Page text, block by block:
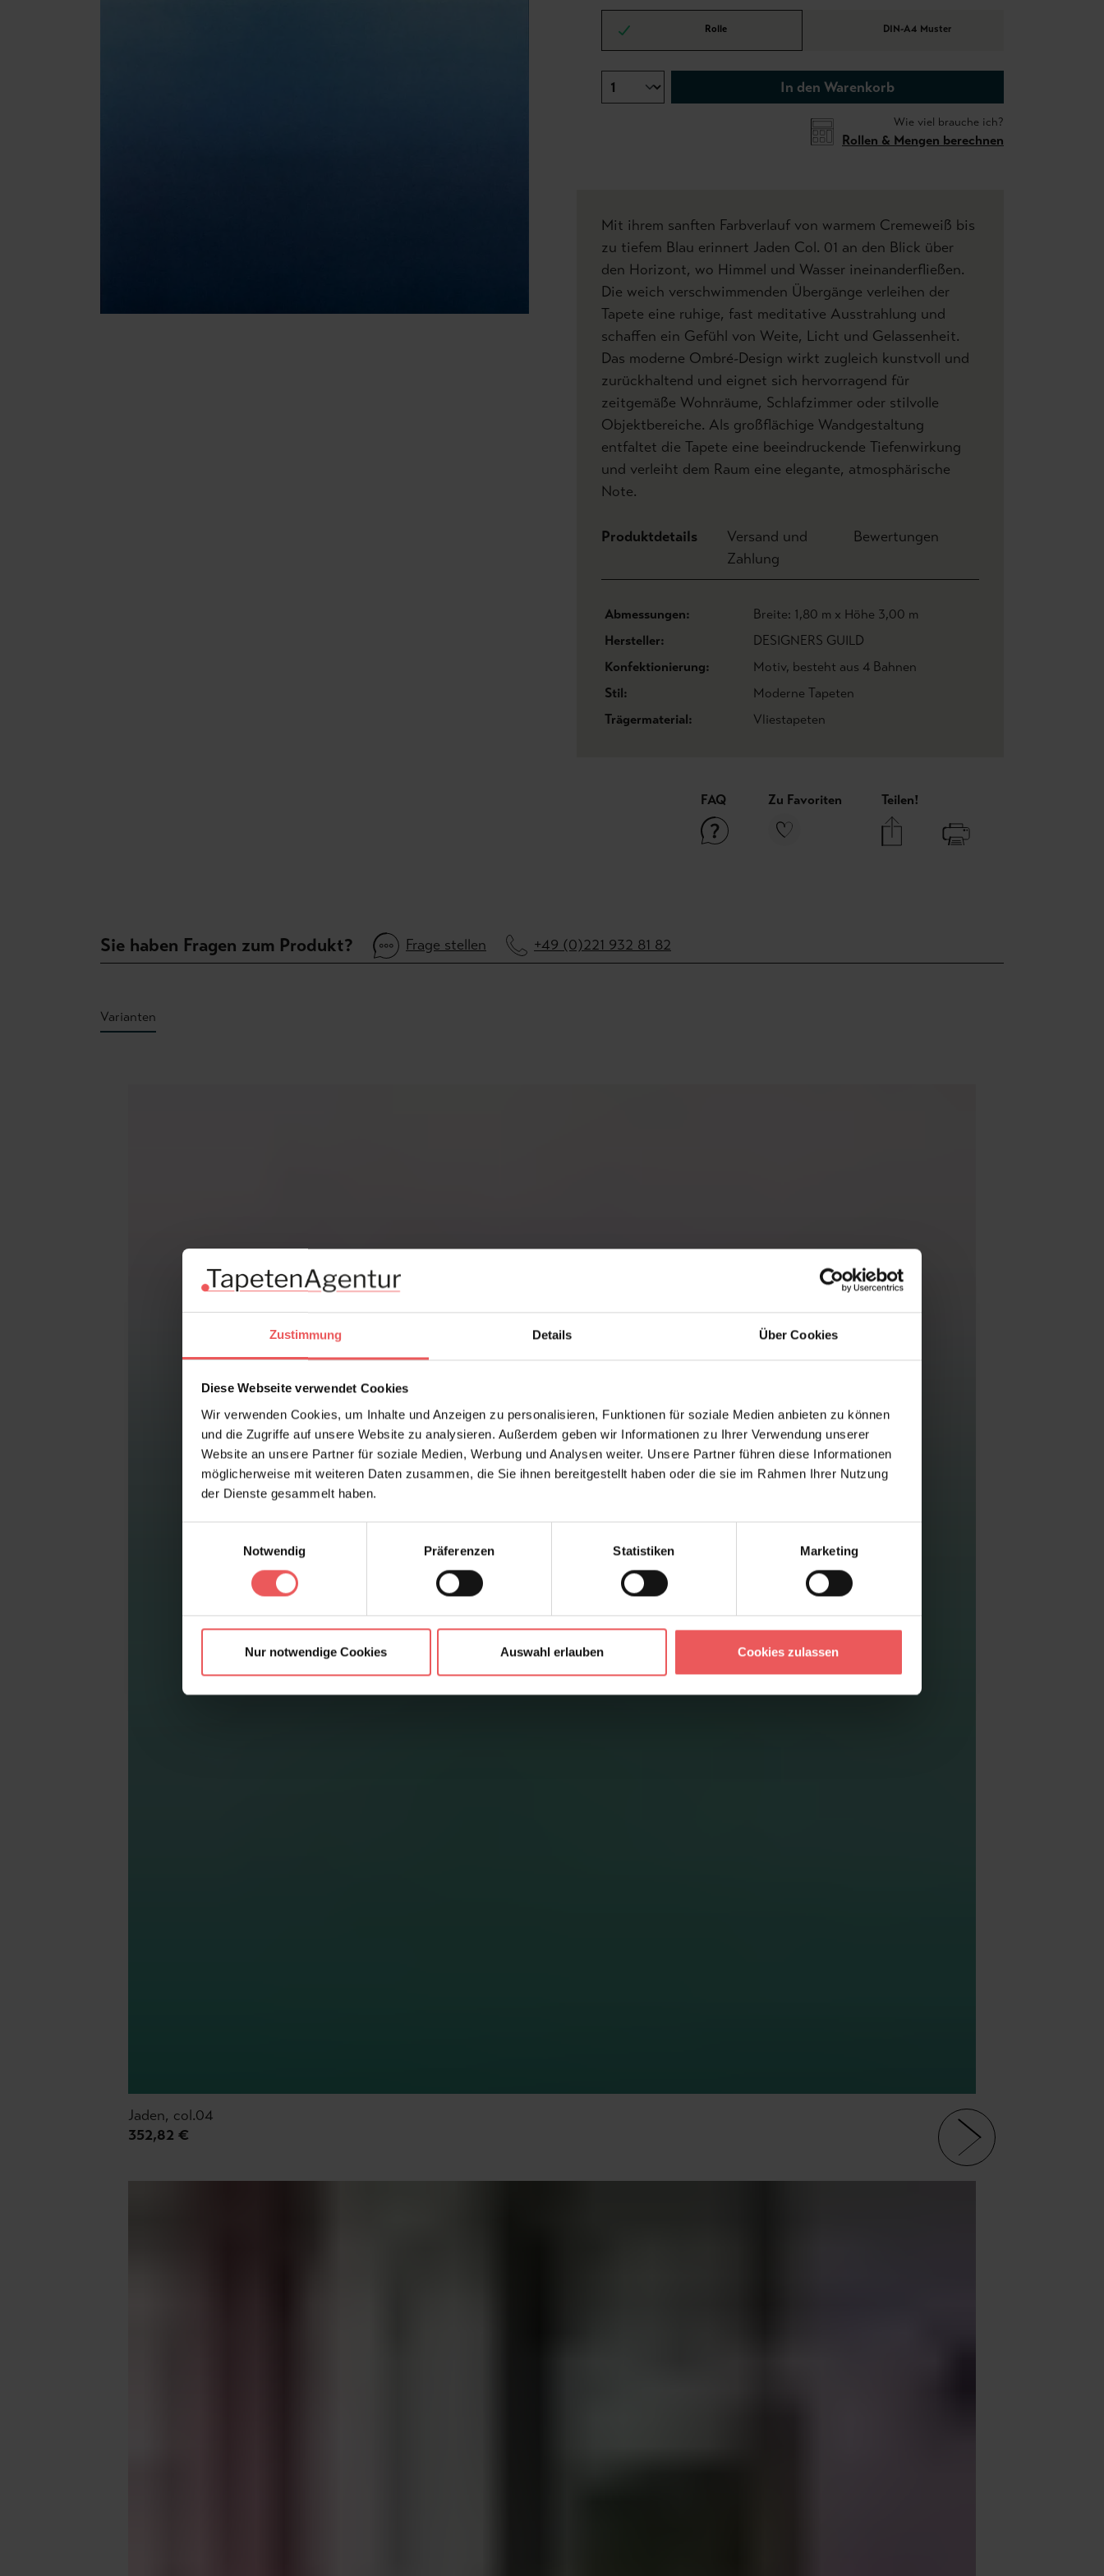
Zustimmung Details Über Cookies
Diese Webseite verwendet Cookies
Wir verwenden Cookies, um Inhalte und Anzeigen zu personalisieren, Funktionen für soziale Medien anbieten zu können
und die Zugriffe auf unsere Website zu analysieren. Außerdem geben wir Informationen zu Ihrer Verwendung unserer
Website an unsere Partner für soziale Medien, Werbung und Analysen weiter. Unsere Partner führen diese Informationen
möglicherweise mit weiteren Daten zusammen, die Sie ihnen bereitgestellt haben oder die sie im Rahmen Ihrer Nutzung
der Dienste gesammelt haben.
Notwendig
Präferenzen Statistiken Marketing
Nur notwendige Cookies Auswahl erlauben Cookies zulassen
Rolle DIN-A4 Muster
In den Warenkorb
Wie viel brauche ich?
Rollen & Mengen berechnen
Mit ihrem sanften Farbverlauf von warmem Cremeweiß bis
zu tiefem Blau erinnert Jaden Col. 01 an den Blick über
den Horizont, wo Himmel und Wasser ineinanderfließen.
Die weich verschwimmenden Übergänge verleihen der
Tapete eine ruhige, fast meditative Ausstrahlung und
schaffen ein Gefühl von Weite, Licht und Gelassenheit.
Das moderne Ombré-Design wirkt zugleich kunstvoll und
zurückhaltend und eignet sich hervorragend für
zeitgemäße Wohnräume, Schlafzimmer oder stilvolle
Objektbereiche. Als großflächige Wandgestaltung
entfaltet die Tapete eine beeindruckende Tiefenwirkung
und verleiht dem Raum eine elegante, atmosphärische
Note.
Produktdetails
Versand und
Zahlung
Bewertungen
Abmessungen:
Breite: 1,80 m x Höhe 3,00 m
Hersteller:
DESIGNERS GUILD
Konfektionierung:
Motiv, besteht aus 4 Bahnen
Stil:
Moderne Tapeten
Trägermaterial:
Vliestapeten
FAQ Zu Favoriten Teilen!
Sie haben Fragen zum Produkt? Frage stellen +49 (0)221 932 81 82
Varianten
Jaden, col.04
352,82 €